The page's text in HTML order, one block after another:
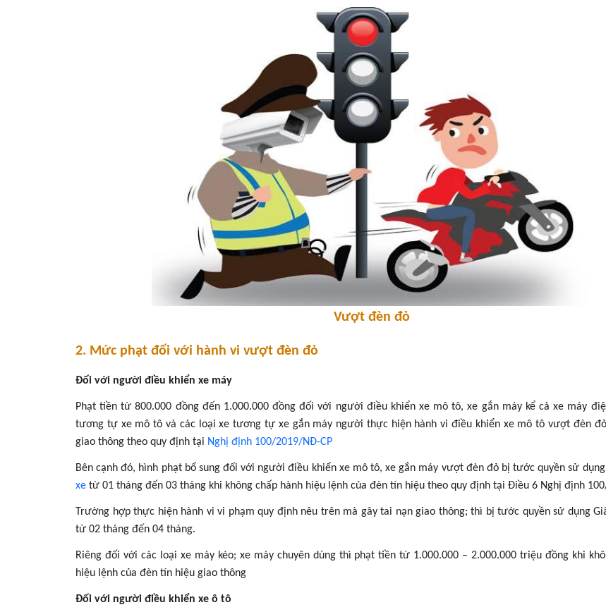
Vượt đèn đỏ
2. Mức phạt đối với hành vi vượt đèn đỏ
Đối với người điều khiển xe máy
Phạt tiền từ 800.000 đồng đến 1.000.000 đồng đối với người điều khiển xe mô tô, xe gắn máy kể cả xe máy
tương tự xe mô tô và các loại xe tương tự xe gắn máy người thực hiện hành vi điều khiển xe mô tô vượt đèn
giao thông theo quy định tại Nghị định 100/2019/NĐ-CP
Bên cạnh đó, hình phạt bổ sung đối với người điều khiển xe mô tô, xe gắn máy vượt đèn đỏ bị tước quyền sử dụng
xe từ 01 tháng đến 03 tháng khi không chấp hành hiệu lệnh của đèn tín hiệu theo quy định tại Điều 6 Nghị định
Trường hợp thực hiện hành vi vi phạm quy định nêu trên mà gây tai nạn giao thông; thì bị tước quyền sử dụng
từ 02 tháng đến 04 tháng.
Riêng đối với các loại xe máy kéo; xe máy chuyên dùng thì phạt tiền từ 1.000.000 – 2.000.000 triệu đồng khi
hiệu lệnh của đèn tín hiệu giao thông
Đối với người điều khiển xe ô tô